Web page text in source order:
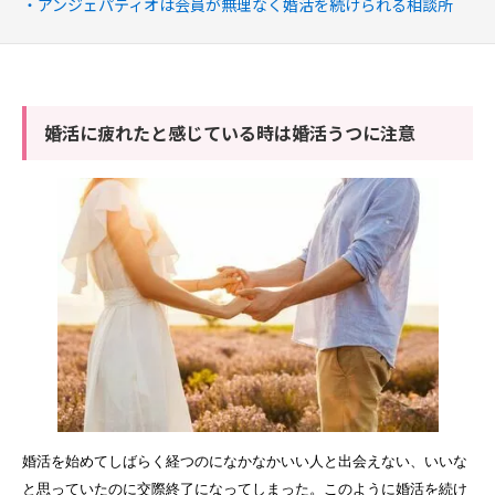
アンジェパティオは会員が無理なく婚活を続けられる相談所
婚活に疲れたと感じている時は婚活うつに注意
婚活を始めてしばらく経つのになかなかいい人と出会えない、いいな
と思っていたのに交際終了になってしまった。このように婚活を続け